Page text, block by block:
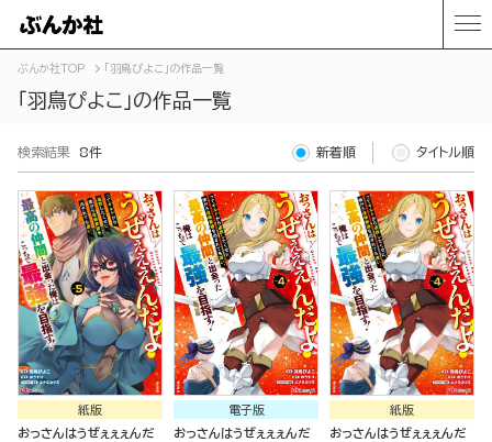
ぶんか社TOP 「羽鳥ぴよこ」の作品一覧
「羽鳥ぴよこ」の作品一覧
検索結果 8件 新着順 タイトル順
紙版
おっさんはうぜぇぇぇんだ
電子版
おっさんはうぜぇぇぇんだ
紙版
おっさんはうぜぇぇぇんだ